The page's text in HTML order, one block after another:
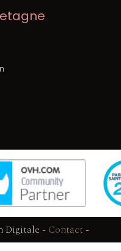
Digitale - Contact -